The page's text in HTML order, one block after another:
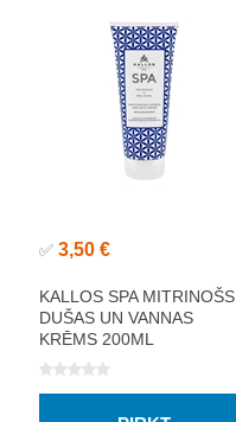
✅ 3,50 €
KALLOS SPA MITRINOŠS
DUŠAS UN VANNAS
KRĒMS 200ML